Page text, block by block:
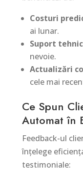
Costuri
ai lunar.
Suport
nevoie.
Actualizări
cele mai
Ce Spun
Automat în
Feedback-ul
înțelege
testimoniale: